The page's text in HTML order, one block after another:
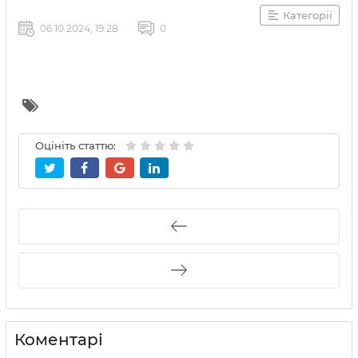
Категорії
06 10 2024, 19:28 0
Оцініть статтю:
Коментарі